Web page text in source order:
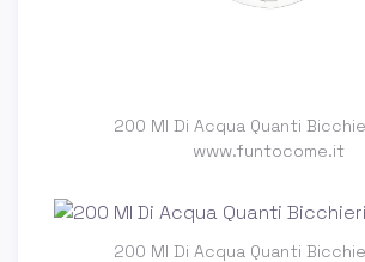
200 Ml Di Acqua Quanti
www.funtocome.it
200 Ml Di Acqua Quanti